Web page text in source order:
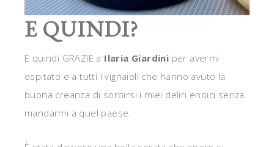
E QUINDI?
E quindi GRAZIE a Ilaria Giardini per avermi
ospitato e a tutti i vignaioli che hanno avuto la
buona creanza di sorbirsi i miei deliri enoici senza
mandarmi a quel paese.